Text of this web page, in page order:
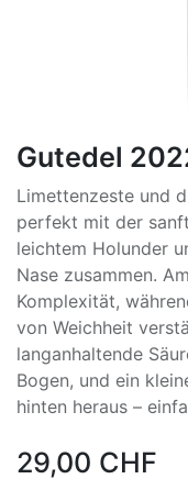
Gutedel
Limettenzeste und
perfekt mit der
leichtem Holunder
Nase zusammen.
Komplexität,
von Weichheit
langanhaltende
Bogen, und ein
hinten heraus –
29,00 CHF